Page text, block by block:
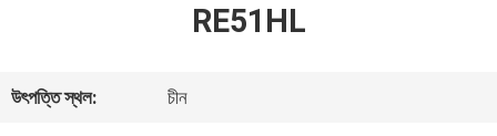
ভিডিও
RE51HL
উৎপত্তি স্থল: চীন